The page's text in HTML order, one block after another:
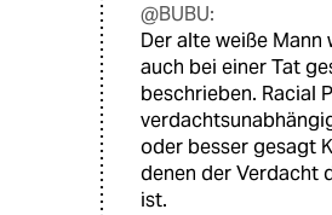
@BUBU:
Der alte weiße Mann
auch bei einer Tat
beschrieben. Racial
oder besser gesagt
denen der Verdacht
ist.